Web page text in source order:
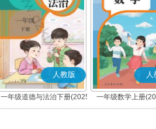
人教版
一年级道德与法治下册(2025
春版)(部编版)
人
一年级数学上册